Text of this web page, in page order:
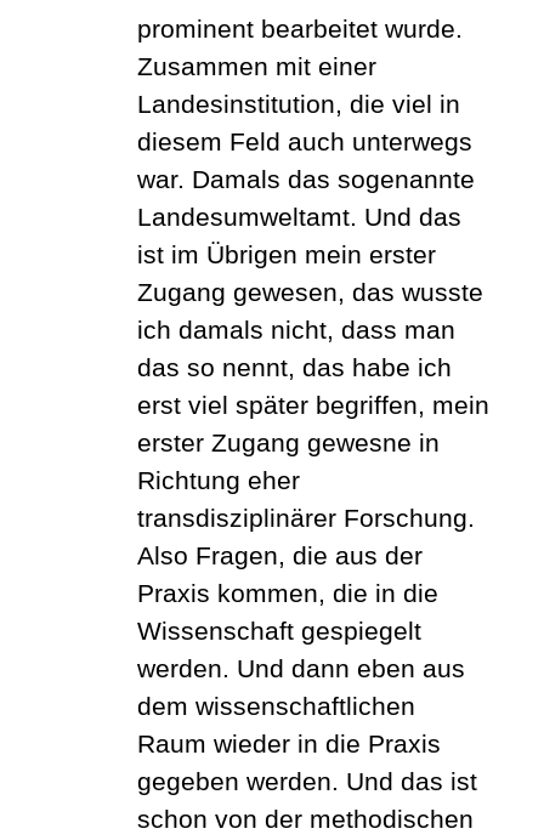
prominent bearbeitet wurde.
Zusammen mit einer
Landesinstitution, die viel in
diesem Feld auch unterwegs
war. Damals das sogenannte
Landesumweltamt. Und das
ist im Übrigen mein erster
Zugang gewesen, das wusste
ich damals nicht, dass man
das so nennt, das habe ich
erst viel später begriffen, mein
erster Zugang gewesne in
Richtung eher
transdisziplinärer Forschung.
Also Fragen, die aus der
Praxis kommen, die in die
Wissenschaft gespiegelt
werden. Und dann eben aus
dem wissenschaftlichen
Raum wieder in die Praxis
gegeben werden. Und das ist
schon von der methodischen